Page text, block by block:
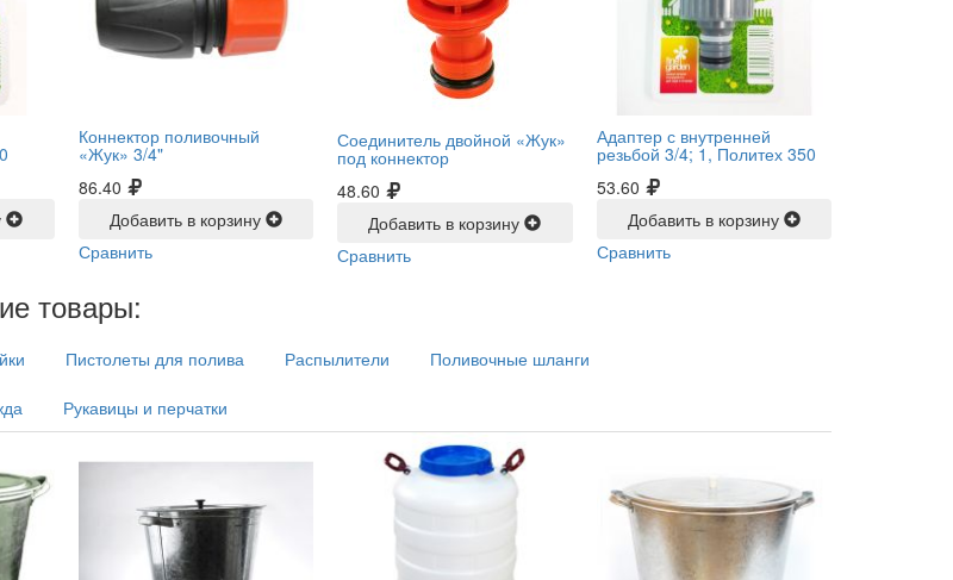
Коннектор поливочный
«Жук» 3/4"
86.40
Добавить в корзину
Сравнить
Соединитель двойной «Жук»
под коннектор
48.60
Добавить в корзину
Сравнить
Адаптер с внутренней
резьбой 3/4; 1, Политех 350
53.60
Добавить в корзину
Сравнить
товары:
Пистолеты для полива Распылители Поливочные шланги
Рукавицы и перчатки